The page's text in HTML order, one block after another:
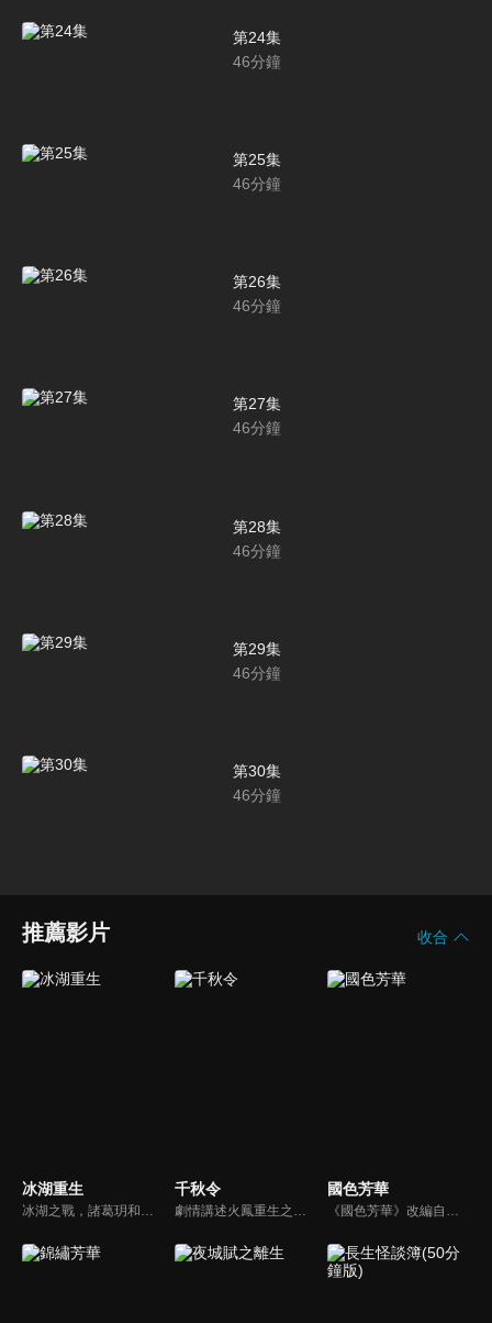
第24集
46分鐘
第25集
46分鐘
第26集
46分鐘
第27集
46分鐘
第28集
46分鐘
第29集
46分鐘
第30集
46分鐘
推薦影片 收合
冰湖重生 千秋令 國色芳華